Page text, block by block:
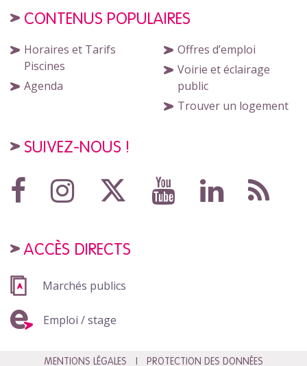
CONTENUS POPULAIRES
Horaires et Tarifs
Piscines
Agenda
Offres d’emploi
Voirie et éclairage
public
Trouver un logement
SUIVEZ-NOUS !
ACCÈS DIRECTS
Marchés publics
Emploi / stage
MENTIONS LÉGALES PROTECTION DES DONNÉES